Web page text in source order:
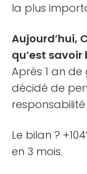
la plus
Aujourd’hui,
qu’est savoir
Après 1 an
décidé de
Le bilan ?
en 3 mois.